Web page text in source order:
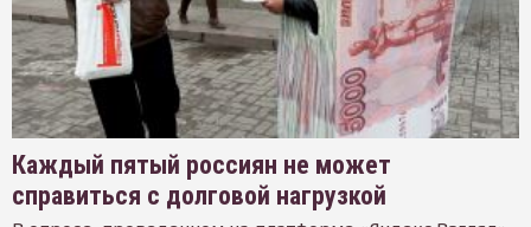
Каждый пятый россиян не может
справиться с долговой нагрузкой